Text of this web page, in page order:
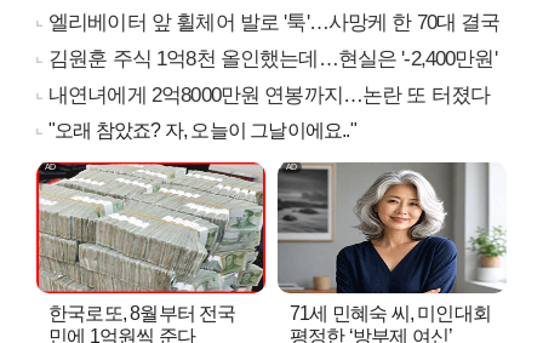
엘리베이터 앞 휠체어 발로 '툭'…사망케 한 70대 결국
김원훈 주식 1억8천 올인했는데…현실은 '-2,400만원'
내연녀에게 2억8000만원 연봉까지…논란 또 터졌다
"오래 참았죠? 자, 오늘이 그날이에요.."
한국로또, 8월부터 전국
민에 1억원씩 준다
71세 민혜숙 씨, 미인대회
평정한 ‘방부제 여신’